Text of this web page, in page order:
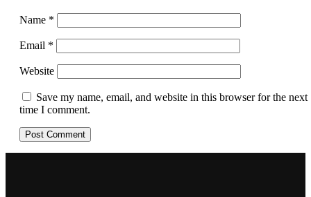
Name *
Email *
Website
Save my name, email, and website in this browser for the next
time I comment.